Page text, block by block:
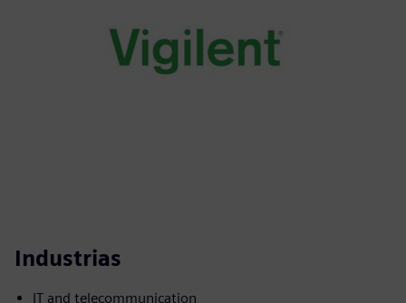
Industrias
IT and telecommunication